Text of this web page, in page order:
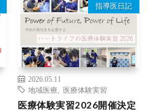
指導医日記
2026.05.11
地域医療
医療体験実習
医療体験実習2026開催決定